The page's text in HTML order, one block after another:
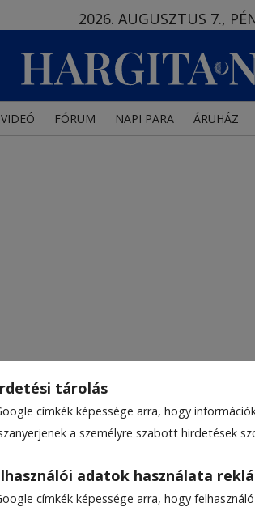
tárolás
címkék képessége arra, hogy
a személyre szabott hirdetések
adatok használata
címkék képessége arra, hogy
2026. AUGUSZTUS 7.,
VIDEÓ FÓRUM NAPI PARA ÁRUHÁZ
a